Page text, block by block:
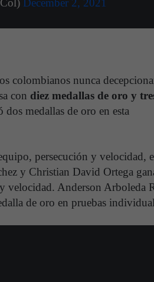
December 2, 2021
colombianos nunca
con diez medallas de oro y
medallas de oro en esta
persecución y velocidad,
y Christian David Ortega
velocidad. Anderson Arboleda
de oro en pruebas